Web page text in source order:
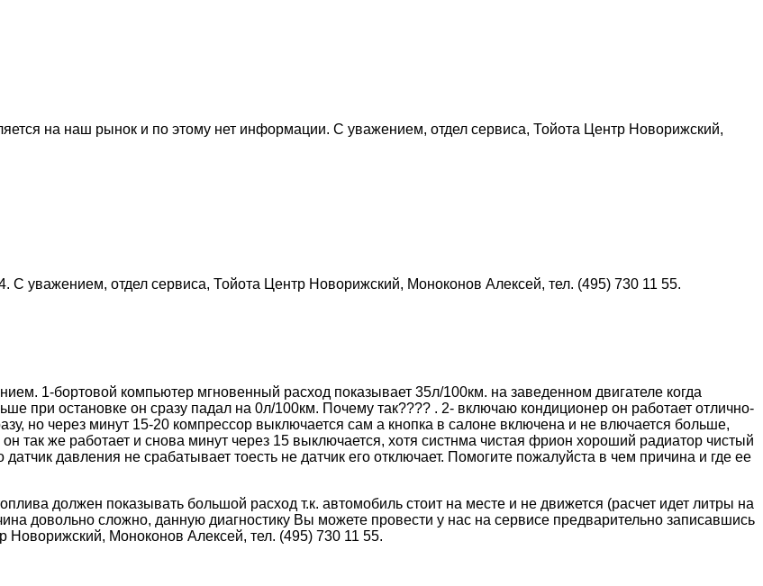
на наш рынок и по этому нет информации. С уважением, отдел сервиса, Тойота Центр Новорижский,
С уважением, отдел сервиса, Тойота Центр Новорижский, Моноконов Алексей, тел. (495) 730 11 55.
1-бортовой компьютер мгновенный расход показывает 35л/100км. на заведенном двигателе когда
при остановке он сразу падал на 0л/100км. Почему так???? . 2- включаю кондиционер он работает отлично-
но через минут 15-20 компрессор выключается сам а кнопка в салоне включена и не влючается больше,
так же работает и снова минут через 15 выключается, хотя систнма чистая фрион хороший радиатор чистый
давления не срабатывает тоесть не датчик его отключает. Помогите пожалуйста в чем причина и где ее
должен показывать большой расход т.к. автомобиль стоит на месте и не движется (расчет идет литры на
довольно сложно, данную диагностику Вы можете провести у нас на сервисе предварительно записавшись
Новорижский, Моноконов Алексей, тел. (495) 730 11 55.